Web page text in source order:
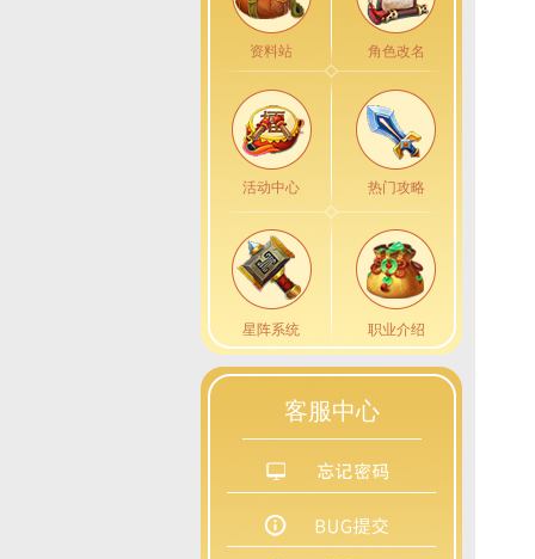
资料站 角色改名
活动中心 热门攻略
星阵系统 职业介绍
客服中心